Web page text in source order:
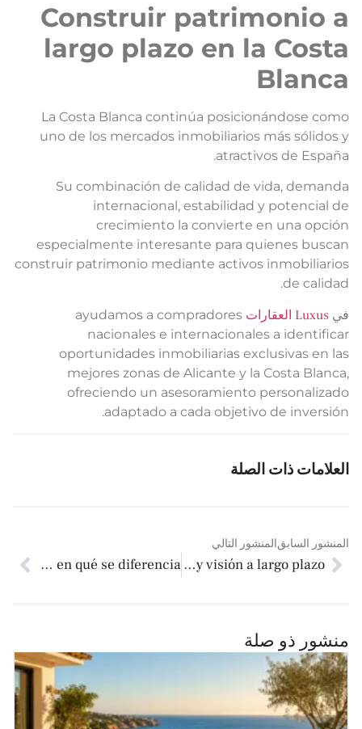
Construir patrimonio
largo plazo en la
La Costa Blanca continúa posicionándose
uno de los mercados inmobiliarios más sólidos
atractivos de
Su combinación de calidad de vida,
internacional, estabilidad y potencial
crecimiento la convierte en una
especialmente interesante para quienes
construir patrimonio mediante activos
de
Luxus العقارات
ayudamos a compradores
nacionales e internacionales a
oportunidades inmobiliarias exclusivas en
mejores zonas de Alicante y la Costa
ofreciendo un asesoramiento
adaptado a cada objetivo de
ذات الصلة
السابقالمنشور التالي
Invertir en hoteles con estrategia y visión a largo plazo
Casa adosada: qué es y en qué se diferencia
ذو صلة